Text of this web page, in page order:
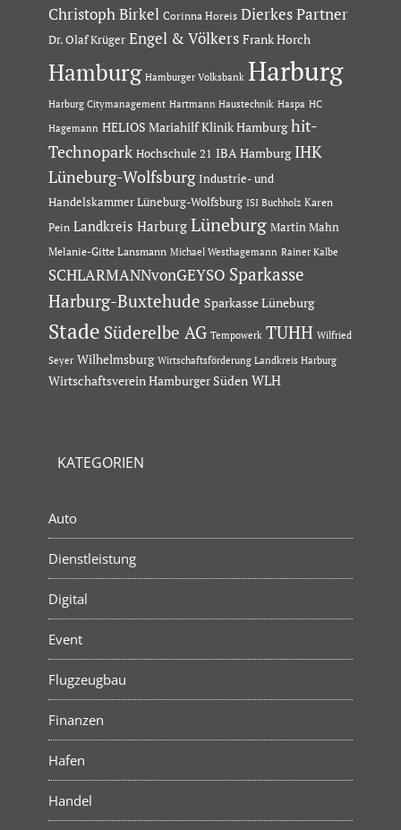
Christoph Birkel Corinna Horeis Dierkes Partner
Dr. Olaf Krüger Engel & Völkers Frank Horch
Hamburg Hamburger Volksbank Harburg
Harburg Citymanagement Hartmann Haustechnik Haspa HC
Hagemann HELIOS Mariahilf Klinik Hamburg hit-
Technopark Hochschule 21 IBA Hamburg IHK
Lüneburg-Wolfsburg Industrie- und
Handelskammer Lüneburg-Wolfsburg ISI Buchholz Karen
Pein Landkreis Harburg Lüneburg Martin Mahn
Melanie-Gitte Lansmann Michael Westhagemann Rainer Kalbe
SCHLARMANNvonGEYSO Sparkasse
Harburg-Buxtehude Sparkasse Lüneburg
Stade Süderelbe AG Tempowerk TUHH Wilfried
Seyer Wilhelmsburg Wirtschaftsförderung Landkreis Harburg
Wirtschaftsverein Hamburger Süden WLH
KATEGORIEN
Auto
Dienstleistung
Digital
Event
Flugzeugbau
Finanzen
Hafen
Handel